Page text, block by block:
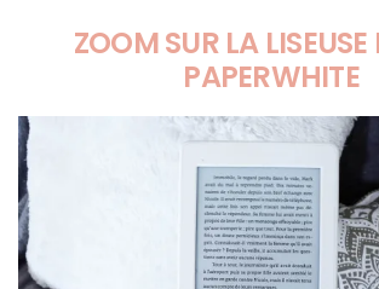
ZOOM SUR LA LISEUSE
PAPERWHITE